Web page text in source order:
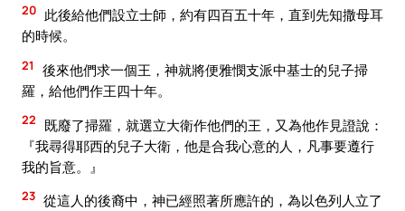
20 此後給他們設立士師，約有四百五十年，直到先知撒母耳
的時候。
21
後來他們求一個王，神就將便雅憫支派中基士的兒子掃
羅，給他們作王四十年。
22
既廢了掃羅，就選立大衛作他們的王，又為他作見證說：
『我尋得耶西的兒子大衛，他是合我心意的人，凡事要遵行
我的旨意。』
23 從這人的後裔中，神已經照著所應許的，為以色列人立了